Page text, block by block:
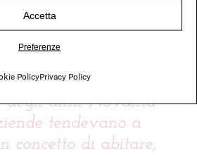
Accetta
Preferenze
PolicyPrivacy Policy
e all’innovazione.
anni Novanta
tendevano a
concetto di abitare,